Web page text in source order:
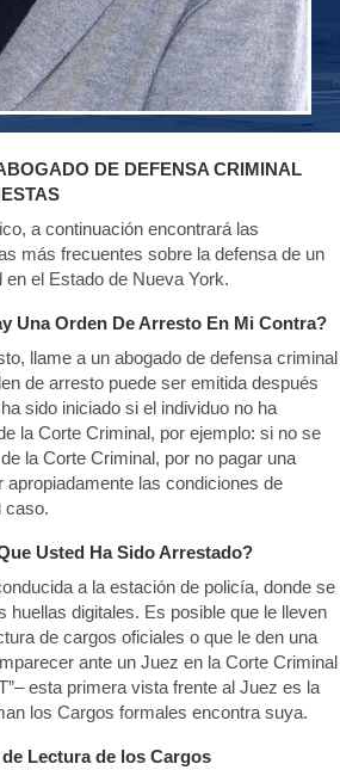
DE DEFENSA CRIMINAL
a continuación encontrará las
más frecuentes sobre la defensa de un
el Estado de Nueva York.
Una Orden De Arresto En Mi Contra?
llame a un abogado de defensa criminal
de arresto puede ser emitida después
sido iniciado si el individuo no ha
la Corte Criminal, por ejemplo: si no se
la Corte Criminal, por no pagar una
apropiadamente las condiciones de
caso.
Usted Ha Sido Arrestado?
a la estación de policía, donde se
huellas digitales. Es posible que le lleven
de cargos oficiales o que le den una
ante un Juez en la Corte Criminal
esta primera vista frente al Juez es la
los Cargos formales encontra suya.
Lectura de los Cargos